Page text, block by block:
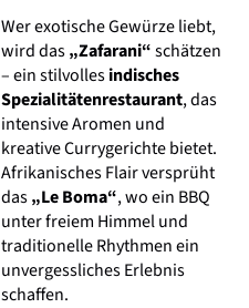
Wer exotische Gewürze liebt,
wird das„Zafarani“schätzen
– ein stilvollesindisches
Spezialitätenrestaurant, das
intensive Aromen und
kreative Currygerichte bietet.
Afrikanisches Flair versprüht
das„Le Boma“, wo ein BBQ
unter freiem Himmel und
traditionelle Rhythmen ein
unvergessliches Erlebnis
schaffen.